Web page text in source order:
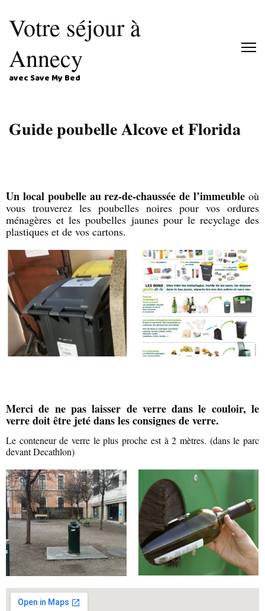
Votre séjour à
Annecy
avec Save My Bed
Guide poubelle Alcove et Florida
Un local poubelle au rez-de-chaussée de l’immeuble où
vous trouverez les poubelles noires pour vos ordures
ménagères et les poubelles jaunes pour le recyclage des
plastiques et de vos cartons.
Merci de ne pas laisser de verre dans le couloir, le
verre doit être jeté dans les consignes de verre.
Le conteneur de verre le plus proche est à 2 mètres. (dans le parc
devant Decathlon)